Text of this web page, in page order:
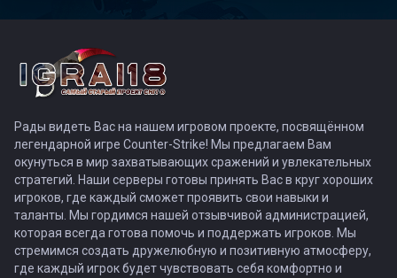
Рады видеть Вас на нашем игровом проекте, посвящённом
легендарной игре Counter-Strike! Мы предлагаем Вам
окунуться в мир захватывающих сражений и увлекательных
стратегий. Наши серверы готовы принять Вас в круг хороших
игроков, где каждый сможет проявить свои навыки и
таланты. Мы гордимся нашей отзывчивой администрацией,
которая всегда готова помочь и поддержать игроков. Мы
стремимся создать дружелюбную и позитивную атмосферу,
где каждый игрок будет чувствовать себя комфортно и